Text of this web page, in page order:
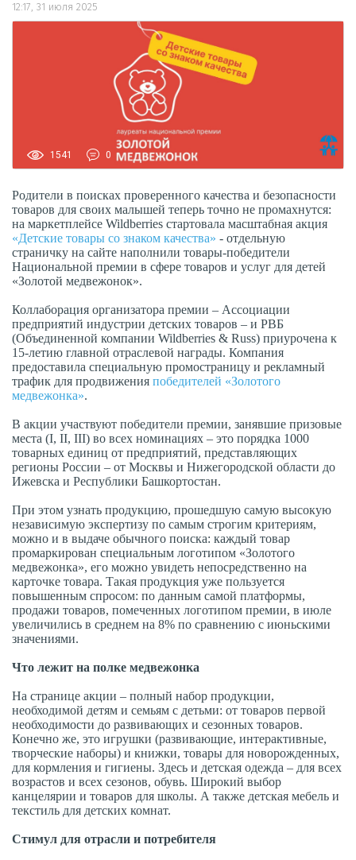
12:17, 31 июля 2025
1541 0
Родители в поисках проверенного качества и безопасности
товаров для своих малышей теперь точно не промахнутся:
на маркетплейсе Wildberries стартовала масштабная акция
«Детские товары со знаком качества» - отдельную
страничку на сайте наполнили товары-победители
Национальной премии в сфере товаров и услуг для детей
«Золотой медвежонок».
Коллаборация организатора премии – Ассоциации
предприятий индустрии детских товаров – и РВБ
(Объединенной компании Wildberries & Russ) приурочена к
15-летию главной отраслевой награды. Компания
предоставила специальную промостраницу и рекламный
трафик для продвижения победителей «Золотого
медвежонка».
В акции участвуют победители премии, занявшие призовые
места (I, II, III) во всех номинациях – это порядка 1000
товарных единиц от предприятий, представляющих
регионы России – от Москвы и Нижегородской области до
Ижевска и Республики Башкортостан.
При этом узнать продукцию, прошедшую самую высокую
независимую экспертизу по самым строгим критериям,
можно и в выдаче обычного поиска: каждый товар
промаркирован специальным логотипом «Золотого
медвежонка», его можно увидеть непосредственно на
карточке товара. Такая продукция уже пользуется
повышенным спросом: по данным самой платформы,
продажи товаров, помеченных логотипом премии, в июле
увеличились в среднем на 8% по сравнению с июньскими
значениями.
Что лежит на полке медвежонка
На странице акции – полный набор продукции,
необходимой детям и семьям с детьми: от товаров первой
необходимости до развивающих и сезонных товаров.
Конечно же, это игрушки (развивающие, интерактивные,
творческие наборы) и книжки, товары для новорожденных,
для кормления и гигиены. Здесь и детская одежда – для всех
возрастов и всех сезонов, обувь. Широкий выбор
канцелярии и товаров для школы. А также детская мебель и
текстиль для детских комнат.
Стимул для отрасли и потребителя